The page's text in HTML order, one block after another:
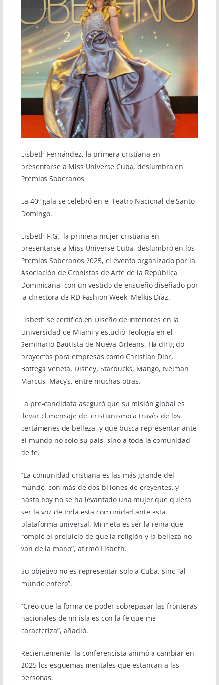
Lisbeth Fernández, la primera cristiana en
presentarse a Miss Universe Cuba, deslumbra en
Premios Soberanos
La 40ª gala se celebró en el Teatro Nacional de Santo
Domingo.
Lisbeth F.G., la primera mujer cristiana en
presentarse a Miss Universe Cuba, deslumbró en los
Premios Soberanos 2025, el evento organizado por la
Asociación de Cronistas de Arte de la República
Dominicana, con un vestido de ensueño diseñado por
la directora de RD Fashion Week, Melkis Díaz.
Lisbeth se certificó en Diseño de Interiores en la
Universidad de Miami y estudió Teología en el
Seminario Bautista de Nueva Orleans. Ha dirigido
proyectos para empresas como Christian Dior,
Bottega Veneta, Disney, Starbucks, Mango, Neiman
Marcus, Macy’s, entre muchas otras.
La pre-candidata aseguró que su misión global es
llevar el mensaje del cristianismo a través de los
certámenes de belleza, y que busca representar ante
el mundo no solo su país, sino a toda la comunidad
de fe.
“La comunidad cristiana es las más grande del
mundo, con más de dos billones de creyentes, y
hasta hoy no se ha levantado una mujer que quiera
ser la voz de toda esta comunidad ante esta
plataforma universal. Mi meta es ser la reina que
rompió el prejuicio de que la religión y la belleza no
van de la mano”, afirmó Lisbeth.
Su objetivo no es representar solo a Cuba, sino “al
mundo entero”.
“Creo que la forma de poder sobrepasar las fronteras
nacionales de mi isla es con la fe que me
caracteriza”, añadió.
Recientemente, la conferencista animó a cambiar en
2025 los esquemas mentales que estancan a las
personas.